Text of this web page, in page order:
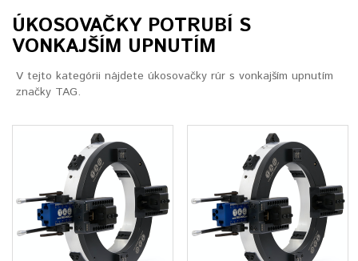
ÚKOSOVAČKY POTRUBÍ S
VONKAJŠÍM UPNUTÍM
V tejto kategórii nájdete úkosovačky rúr s vonkajším upnutím
značky TAG.